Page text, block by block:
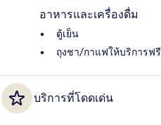
อาหารและเครื่องดื่ม
ตู้เย็น
ถุงชา/กาแฟให้บริการฟรี
บริการที่โดดเด่น